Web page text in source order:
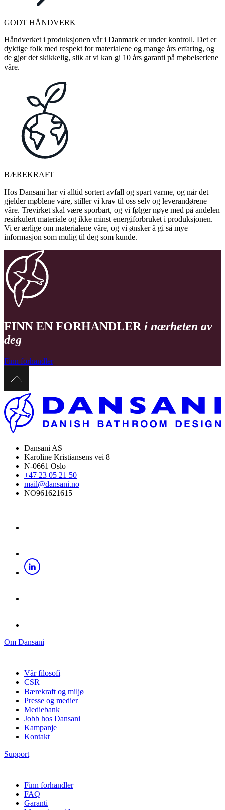
GODT HÅNDVERK
Håndverket i produksjonen vår i Danmark er under kontroll. Det er
dyktige folk med respekt for materialene og mange års erfaring, og
de gjør det skikkelig, slik at vi kan gi 10 års garanti på møbelseriene
våre.
BÆREKRAFT
Hos Dansani har vi alltid sortert avfall og spart varme, og når det
gjelder møblene våre, stiller vi krav til oss selv og leverandørene
våre. Trevirket skal være sporbart, og vi følger nøye med på andelen
resirkulert materiale og ikke minst energiforbruket i produksjonen.
Vi er ærlige om materialene våre, og vi ønsker å gi så mye
informasjon som mulig til deg som kunde.
FINN EN FORHANDLER i nærheten av
deg
Finn forhandler
Dansani AS
Karoline Kristiansens vei 8
N-0661 Oslo
+47 23 05 21 50
mail@dansani.no
NO961621615
Om Dansani
Vår filosofi
CSR
Bærekraft og miljø
Presse og medier
Mediebank
Jobb hos Dansani
Kampanje
Kontakt
Support
Finn forhandler
FAQ
Garanti